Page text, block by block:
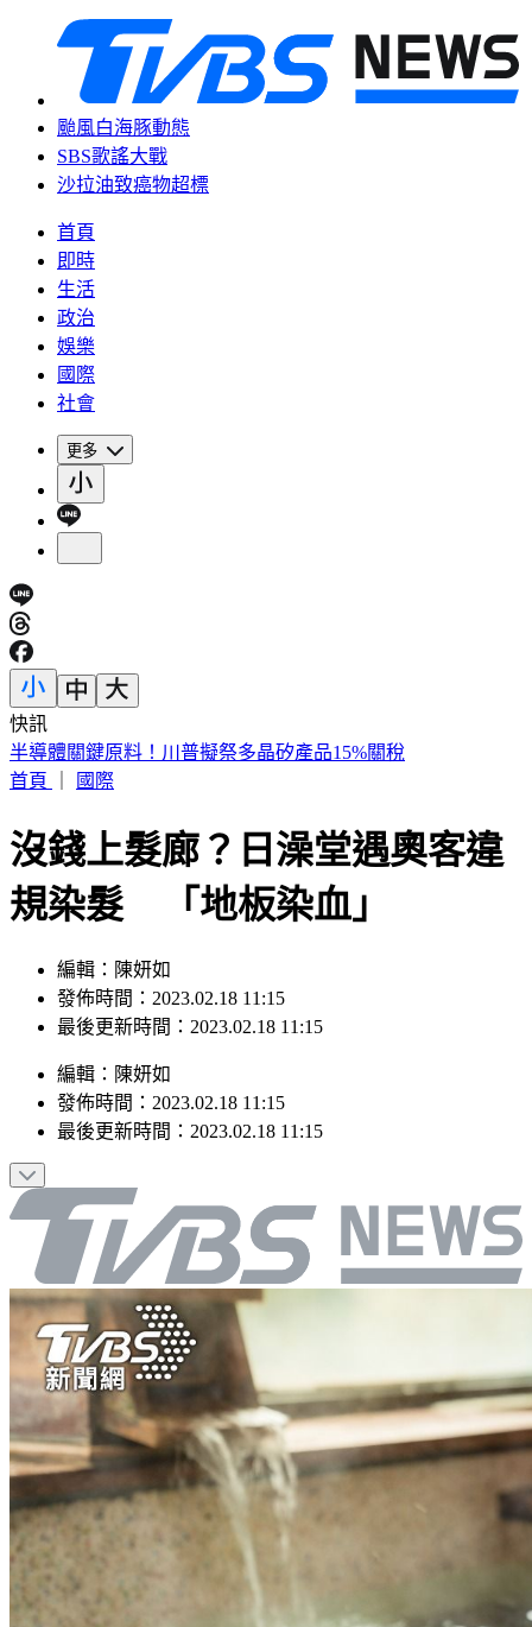
颱風白海豚動態
SBS歌謠大戰
沙拉油致癌物超標
首頁
即時
生活
政治
娛樂
國際
社會
更多
快訊
連戰二媳婦罕動怒！重砲轟財政部：太不負責任
首頁
國際
沒錢上髮廊？日澡堂遇奧客違
規染髮 「地板染血」
編輯：陳妍如
發佈時間：2023.02.18 11:15
最後更新時間：2023.02.18 11:15
編輯 ： 陳妍如
發佈時間： 2023.02.18 11:15
最後更新時間： 2023.02.18 11:15